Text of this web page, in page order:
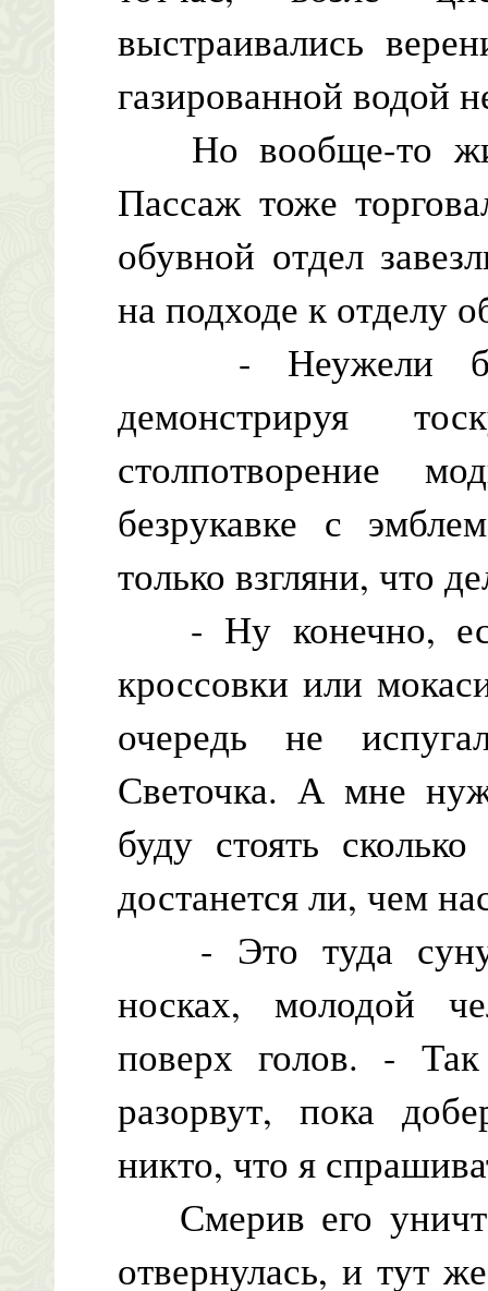
выстраивались
газированной водой
Но вообще-то
Пассаж тоже
обувной отдел
на подходе к отделу
- Неужели
демонстрируя
столпотворение
безрукавке с
только взгляни, что
- Ну конечно,
кроссовки или
очередь не
Светочка. А мне
буду стоять
достанется ли, чем
- Это туда
носках, молодой
поверх голов. -
разорвут, пока
никто, что я
Смерив его
отвернулась, и тут